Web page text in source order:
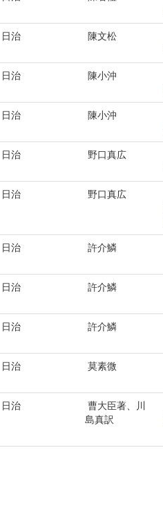
日治 陳文松
日治 陳小沖
日治 陳小沖
日治 野口真広
日治 野口真広
日治 許介鱗
日治 許介鱗
日治 許介鱗
日治 莫素微
日治
曹大臣著、川
島真訳